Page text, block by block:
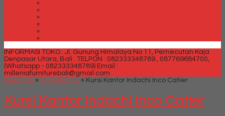
INFORMASI TOKO : Jl. Gunung Himalaya No 11, Pemecutan Kaja
Denpasar Utara, Bali . TELPON : 082333348789 , 087769684700,
(Whatsapp - 082333348789) Email :
milleniafurniturebali@gmail.com
Beranda » Kursi Kantor » Kursi Kantor Indachi Inco Catier
Kursi Kantor Indachi Inco Catier